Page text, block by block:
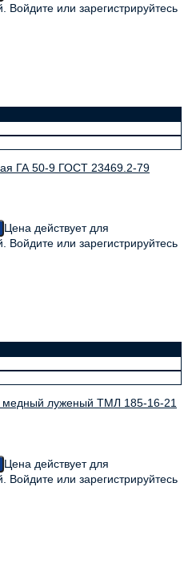
Войдите или зарегистрируйтесь
ГА 50-9 ГОСТ 23469.2-79
Цена действует для
Войдите или зарегистрируйтесь
медный луженый ТМЛ 185-16-21
Цена действует для
Войдите или зарегистрируйтесь